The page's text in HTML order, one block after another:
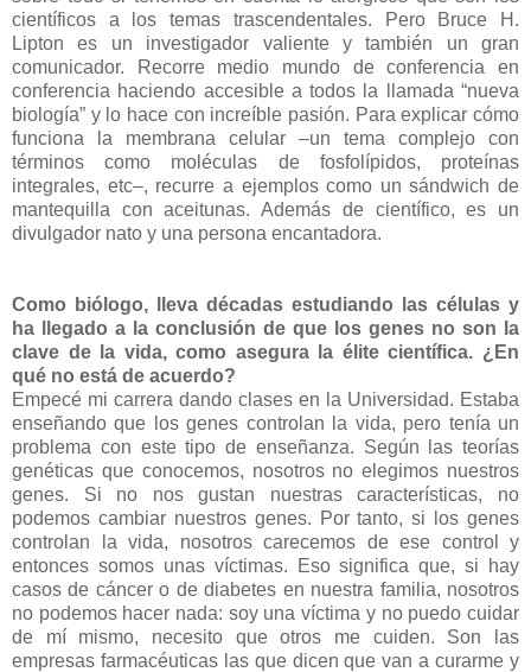
científicos a los temas trascendentales. Pero Bruce H.
Lipton es un investigador valiente y también un gran
comunicador. Recorre medio mundo de conferencia en
conferencia haciendo accesible a todos la llamada “nueva
biología” y lo hace con increíble pasión. Para explicar cómo
funciona la membrana celular –un tema complejo con
términos como moléculas de fosfolípidos, proteínas
integrales, etc–, recurre a ejemplos como un sándwich de
mantequilla con aceitunas. Además de científico, es un
divulgador nato y una persona encantadora.
Como biólogo, lleva décadas estudiando las células y
ha llegado a la conclusión de que los genes no son la
clave de la vida, como asegura la élite científica. ¿En
qué no está de acuerdo?
Empecé mi carrera dando clases en la Universidad. Estaba
enseñando que los genes controlan la vida, pero tenía un
problema con este tipo de enseñanza. Según las teorías
genéticas que conocemos, nosotros no elegimos nuestros
genes. Si no nos gustan nuestras características, no
podemos cambiar nuestros genes. Por tanto, si los genes
controlan la vida, nosotros carecemos de ese control y
entonces somos unas víctimas. Eso significa que, si hay
casos de cáncer o de diabetes en nuestra familia, nosotros
no podemos hacer nada: soy una víctima y no puedo cuidar
de mí mismo, necesito que otros me cuiden. Son las
empresas farmacéuticas las que dicen que van a curarme y